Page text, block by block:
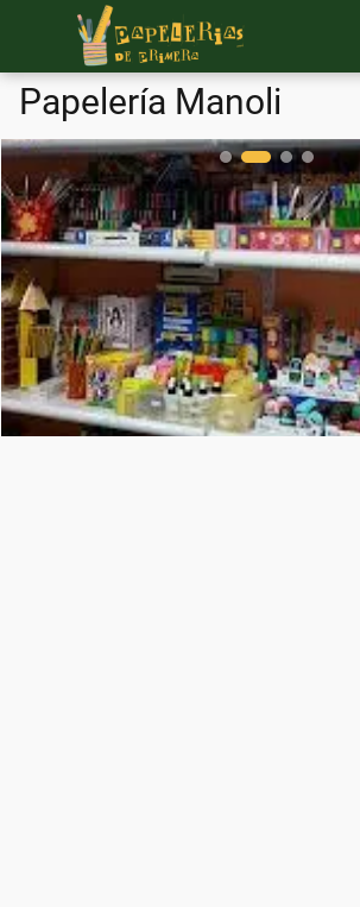
Papelería Manoli